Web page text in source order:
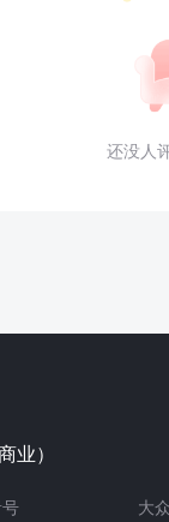
还没人
业）
大